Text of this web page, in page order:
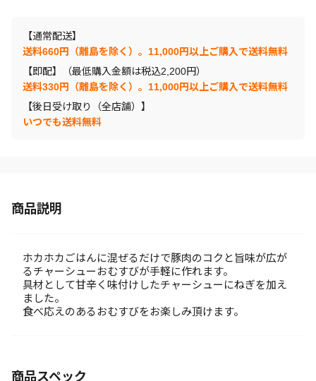
【通常配送】
送料660円（離島を除く）。11,000円以上ご購入で送料無料
【即配】（最低購入金額は税込2,200円）
送料330円（離島を除く）。11,000円以上ご購入で送料無料
【後日受け取り（全店舗）】
いつでも送料無料
商品説明
ホカホカごはんに混ぜるだけで豚肉のコクと旨味が広が
るチャーシューおむすびが手軽に作れます。
具材として甘辛く味付けしたチャーシューにねぎを加え
ました。
食べ応えのあるおむすびをお楽しみ頂けます。
商品スペック